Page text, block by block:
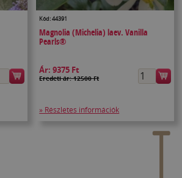
Kód: 44391
Magnolia (Michelia) laev. Vanilla
Pearls®
Ár:9375 Ft
Eredeti ár: 12500 Ft
» Részletes információk